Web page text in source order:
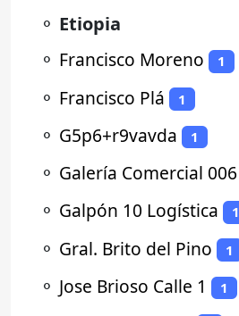
⚬ Etiopia
⚬ Francisco Moreno 1
⚬ Francisco Plá 1
⚬ G5p6+r9vavda 1
⚬ Galería Comercial 006
⚬ Galpón 10 Logística 1
⚬ Gral. Brito del Pino 1
⚬ Jose Brioso Calle 1 1